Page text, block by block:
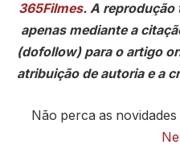
365Filmes. A reprodução
apenas mediante a
(dofollow) para o artigo
atribuição de autoria e a
Não perca as